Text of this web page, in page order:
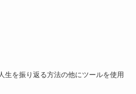
生を振り返る方法の他にツールを使用